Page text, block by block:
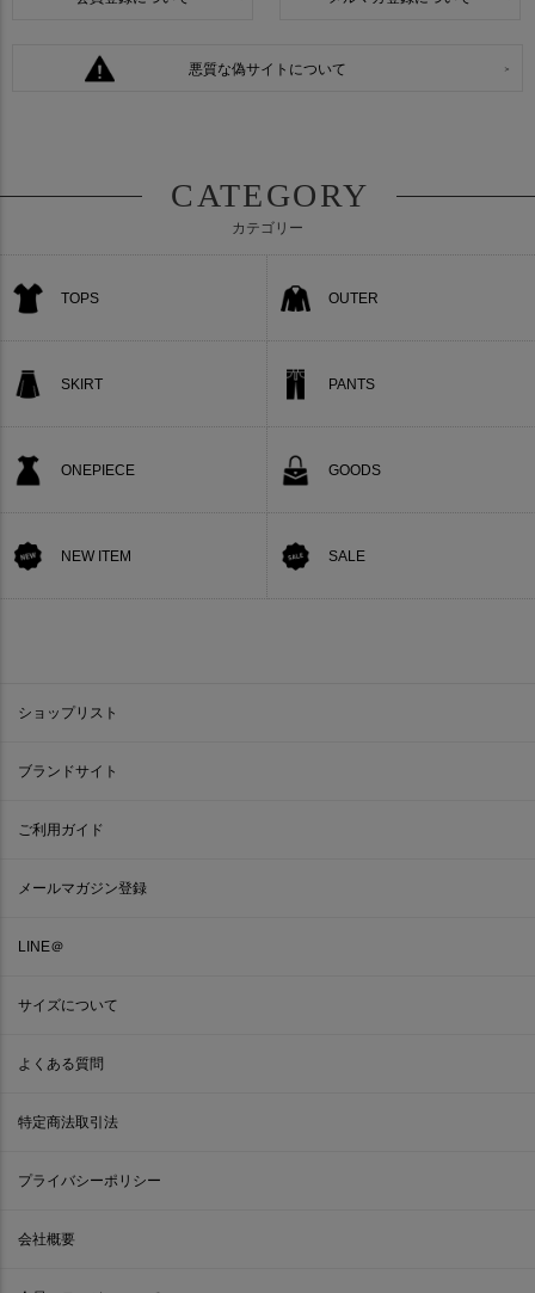
悪質な偽サイトについて
CATEGORY
カテゴリー
TOPS OUTER
SKIRT PANTS
ONEPIECE GOODS
NEW ITEM SALE
ショップリスト
ブランドサイト
ご利用ガイド
メールマガジン登録
LINE＠
サイズについて
よくある質問
特定商法取引法
プライバシーポリシー
会社概要